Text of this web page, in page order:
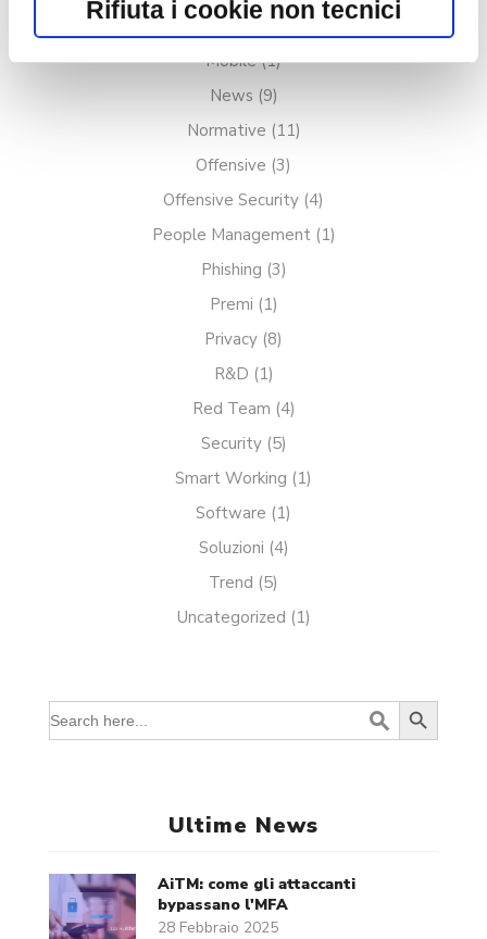
o chiudendo il banner con il
pulsante "X" in alto a destra. Per
saperne di più rispetto ai cookie,
consulta la relativaCookie policy
Rifiuta i cookie non tecnici
Marketing
(3)
Mobile(1)
News (9)
Normative (11)
Offensive (3)
Offensive Security (4)
People Management(1)
Phishing (3)
Premi (1)
Privacy (8)
R&D (1)
Red Team (4)
Security(5)
Smart Working (1)
Software (1)
Soluzioni (4)
Trend (5)
Uncategorized (1)
Search
for:
Search Button
Ultime News
AiTM: come gli attaccanti
bypassano l'MFA
28 Febbraio 2025